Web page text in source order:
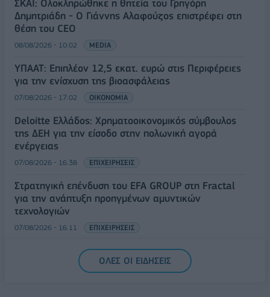
ΣΚΑΪ: Ολοκληρώθηκε η θητεία του Γρηγόρη
Δημητριάδη - Ο Γιάννης Αλαφούζος επιστρέφει στη
θέση του CEO
08/08/2026 - 10:02 MEDIA
ΥΠΑΑΤ: Επιπλέον 12,5 εκατ. ευρώ στις Περιφέρειες
για την ενίσχυση της βιοασφάλειας
07/08/2026 - 17:02 ΟΙΚΟΝΟΜΙΑ
Deloitte Ελλάδος: Χρηματοοικονομικός σύμβουλος
της ΔΕΗ για την είσοδο στην πολωνική αγορά
ενέργειας
07/08/2026 - 16:38 ΕΠΙΧΕΙΡΗΣΕΙΣ
Στρατηγική επένδυση του EFA GROUP στη Fractal
για την ανάπτυξη προηγμένων αμυντικών
τεχνολογιών
07/08/2026 - 16:11 ΕΠΙΧΕΙΡΗΣΕΙΣ
Συνάλλαγμα: Το ευρώ ενισχύεται 0,08%, στα
1,1534 δολάρια
ΟΛΕΣ ΟΙ ΕΙΔΗΣΕΙΣ